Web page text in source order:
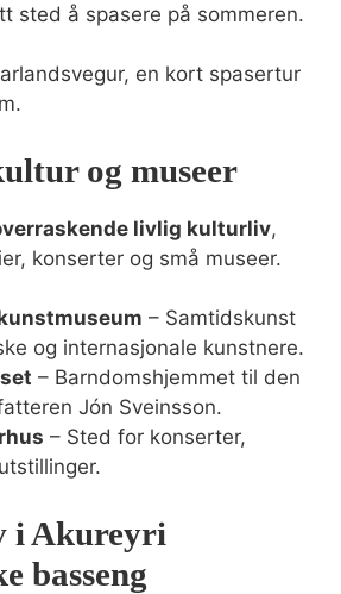
sted å spasere på sommeren.
en kort spasertur
og museer
livlig kulturliv,
konserter og små museer.
– Samtidskunst
og internasjonale kunstnere.
– Barndomshjemmet til den
Jón Sveinsson.
– Sted for konserter,
i Akureyri
basseng